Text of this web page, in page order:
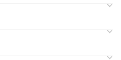
ては翌営業日に返答させて頂きます